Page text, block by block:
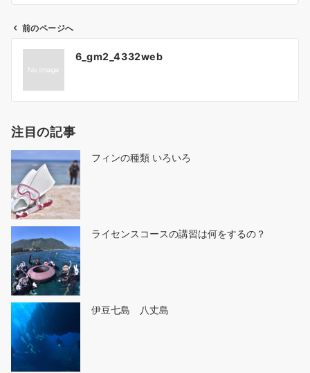
ビ
ー
シ
ョ
ン
前のページへ
6_gm2_4332web
注目の記事
フィンの種類 いろいろ
ライセンスコースの講習は何をするの？
伊豆七島 八丈島